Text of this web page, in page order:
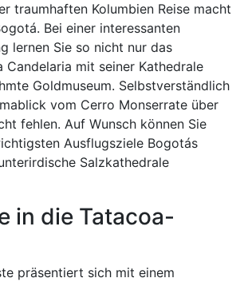
traumhaften Kolumbien Reise macht
Bei einer interessanten
lernen Sie so nicht nur das
mit seiner Kathedrale
Goldmuseum. Selbstverständlich
vom Cerro Monserrate über
fehlen. Auf Wunsch können Sie
Ausflugsziele Bogotás
Salzkathedrale
in die Tatacoa-
präsentiert sich mit einem